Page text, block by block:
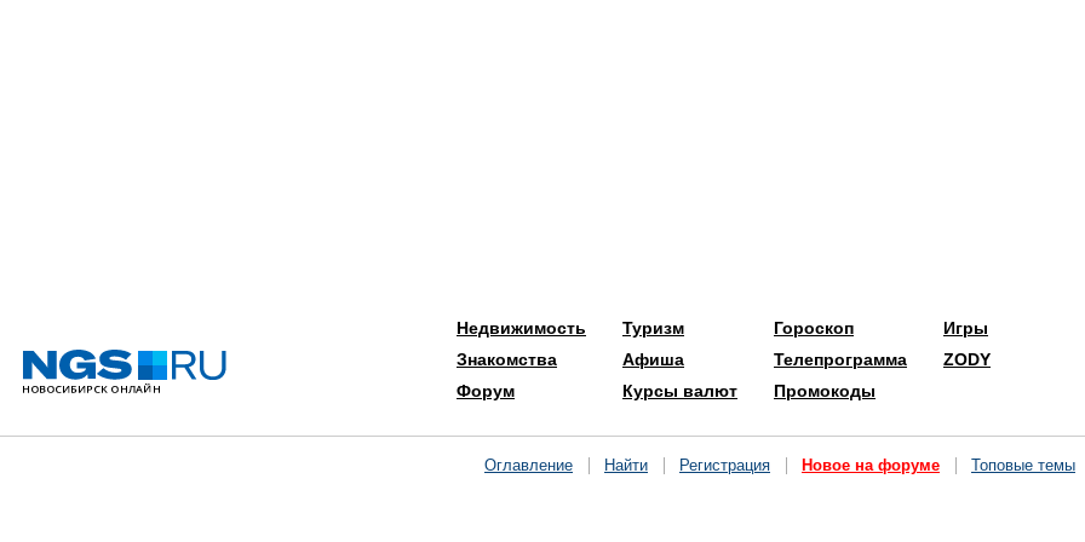
Недвижимость
Знакомства
Форум
Туризм
Афиша
Курсы валют
Гороскоп
Телепрограмма
Промокоды
Игры
ZODY
Оглавление Найти Регистрация Новое на форуме Топовые темы